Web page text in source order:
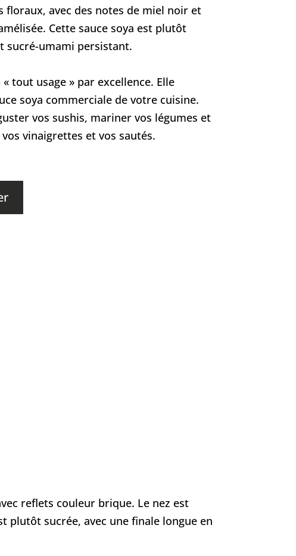
floraux, avec des notes de miel noir et
Cette sauce soya est plutôt
sucré-umami persistant.
tout usage » par excellence. Elle
soya commerciale de votre cuisine.
vos sushis, mariner vos légumes et
vinaigrettes et vos sautés.
reflets couleur brique. Le nez est
plutôt sucrée, avec une finale longue en